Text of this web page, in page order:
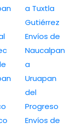
a Tuxtla
Gutiérrez
Envíos de
Naucalpan
a
Uruapan
del
Progreso
Envíos de